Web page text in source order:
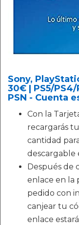
Sony,
30€ | PS5/
PSN - Cuenta
Con la
recargarás
cantidad
descargable
Después de
enlace en la
pedido con
canjear tu
enlace